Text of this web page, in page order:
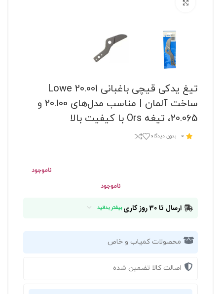
تیغ یدکی قیچی باغبانی Lowe 20.001
ساخت آلمان | مناسب مدل‌های 20.100 و
20.065، تیغه Ors با کیفیت بالا
0 بدون دیدگاه
ناموجود
ناموجود
ارسال تا 30 روز کاری بیشتر بدانید
محصولات کمیاب و خاص
اصالت کالا تضمین شده